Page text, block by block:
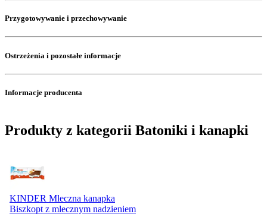
Przygotowywanie i przechowywanie
Ostrzeżenia i pozostałe informacje
Informacje producenta
Produkty z kategorii Batoniki i kanapki
KINDER Mleczna kanapka
Biszkopt z mlecznym nadzieniem